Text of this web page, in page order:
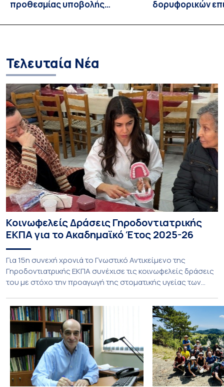
προθεσμίας υποβολής
υποψηφίων
δορυφορικών
Τελευταία Νέα
Κοινωφελείς Δράσεις Γηροδοντιατρικής
ΕΚΠΑ για το Ακαδημαϊκό Έτος 2025-26
Για 15η συνεχή χρονιά το Γνωστικό Αντικείμενο της
Γηροδοντιατρικής ΕΚΠΑ συνέχισε τις κοινωφελείς δράσεις
του με στόχο την προαγωγή της στοματικής υγείας των
υποχρεωτικής «κοινωφελούς μάθησης» στο μάθημα της
Γηροδοντιατρικής 10ου εξαμήνου, περιλάμβανε
εκπαιδευτικές δραστηριότητες στο Γηροκομείο-
Πτωχοκομείο Αθηνών, στο Οδοντιατρικό Τμήμα/Μονάδα
ΑΜΕΑ Ενηλίκων Ασκληπιείου Βούλας, στο Κέντρο
Γηριατρικής […]